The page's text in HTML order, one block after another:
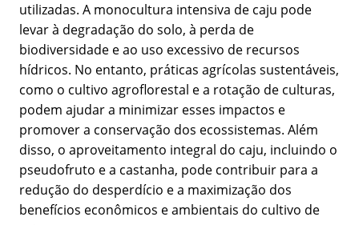
utilizadas. A monocultura intensiva de caju pode
levar à degradação do solo, à perda de
biodiversidade e ao uso excessivo de recursos
hídricos. No entanto, práticas agrícolas sustentáveis,
como o cultivo agroflorestal e a rotação de culturas,
podem ajudar a minimizar esses impactos e
promover a conservação dos ecossistemas. Além
disso, o aproveitamento integral do caju, incluindo o
pseudofruto e a castanha, pode contribuir para a
redução do desperdício e a maximização dos
benefícios econômicos e ambientais do cultivo de